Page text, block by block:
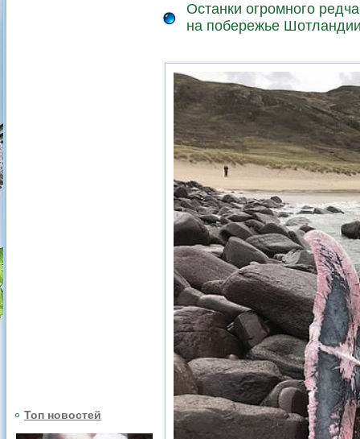
Топ новостей
Останки огромного
на побережье